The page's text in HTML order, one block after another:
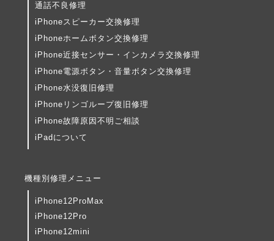
通話不良修理
iPhoneスピーカー交換修理
iPhoneホームボタン交換修理
iPhone近接センサー・インカメラ交換修理
iPhone電源ボタン・音量ボタン交換修理
iPhone水没復旧修理
iPhoneリンゴループ復旧修理
iPhone故障原因不明ご相談
iPadについて
機種別修理メニュー
iPhone12ProMax
iPhone12Pro
iPhone12mini